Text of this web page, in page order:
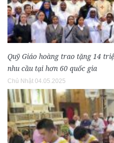
Quỹ Giáo hoàng trao tặng 14
nhu cầu tại hơn 60 quốc gia
Chủ Nhật 04.05.2025